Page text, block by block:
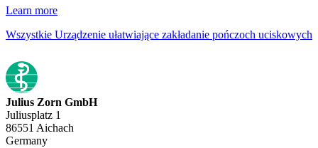
Learn more
Wszystkie Urządzenie ułatwiające zakładanie pończoch uciskowych
Julius Zorn GmbH
Juliusplatz 1
86551 Aichach
Germany